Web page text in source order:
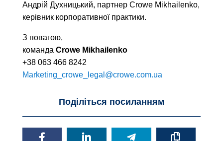
Андрій Духницький, партнер Crowe Mikhailenko,
керівник корпоративної практики.
З повагою,
команда Crowe Mikhailenko
+38 063 466 8242
Marketing_crowe_legal@crowe.com.ua
Поділіться посиланням